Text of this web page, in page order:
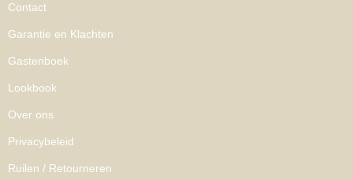
Contact
Garantie en Klachten
Gastenboek
Lookbook
Over ons
Privacybeleid
Ruilen / Retourneren